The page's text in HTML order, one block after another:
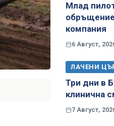
Млад
компания
6 Август,
ЛАЧЕНИ
Три дни в
клинична
7 Август,